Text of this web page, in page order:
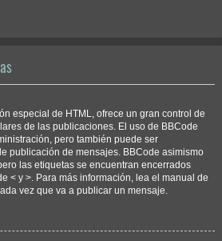
especial de HTML, ofrece un gran control de
de las publicaciones. El uso de BBCode
pero también puede ser
publicación de mensajes. BBCode asimismo
las etiquetas se encuentran encerrados
< y >. Para más información, lea el manual de
vez que va a publicar un mensaje.